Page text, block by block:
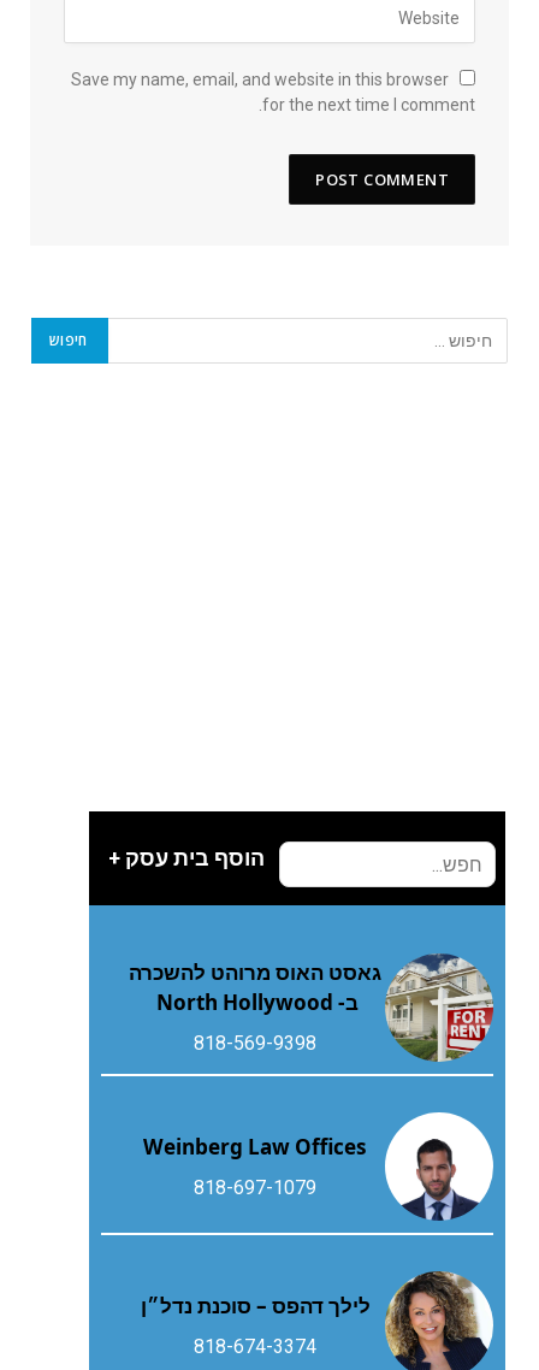
Save my name, email, and website in this browser
for the next time I comment.
הוסף בית עסק +
גאסט האוס מרוהט להשכרה
ב- North Hollywood
818-569-9398
Weinberg Law Offices
818-697-1079
לילך דהפס – סוכנת נדל״ן
818-674-3374